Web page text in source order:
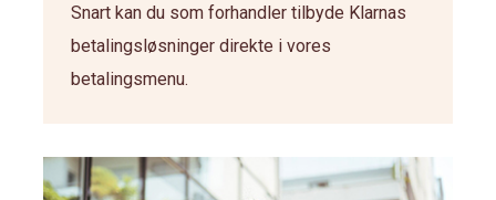
Snart kan du som forhandler tilbyde Klarnas
betalingsløsninger direkte i vores
betalingsmenu.